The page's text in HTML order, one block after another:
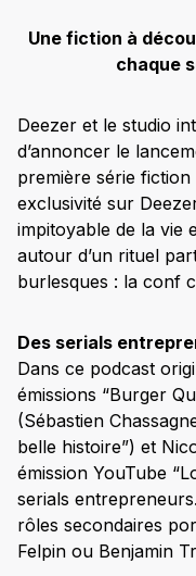
Une fiction à
chaque
Deezer et le studio
d’annoncer le
première série
exclusivité sur
impitoyable de la vie
autour d’un rituel
burlesques : la conf
Des serials
Dans ce podcast
émissions “Burger
(Sébastien
belle histoire”) et
émission YouTube
serials
rôles secondaires
Felpin ou Benjamin